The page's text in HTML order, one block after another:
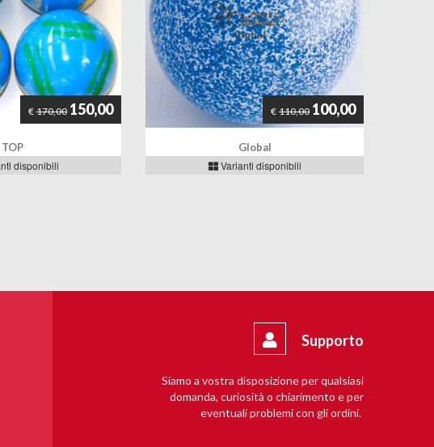
€ 170,00 150,00
TOP
disponibili
€ 110,00 100,00
Global
Varianti disponibili
Supporto
Siamo a vostra disposizione per qualsiasi
domanda, curiosità o chiarimento e per
eventuali problemi con gli ordini.